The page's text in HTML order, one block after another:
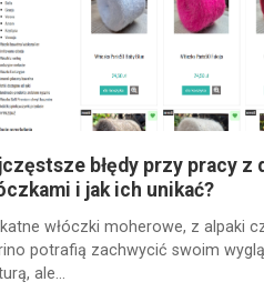
błędy przy pracy z
i jak ich unikać?
włóczki moherowe, z alpaki
potrafią zachwycić swoim
ale...